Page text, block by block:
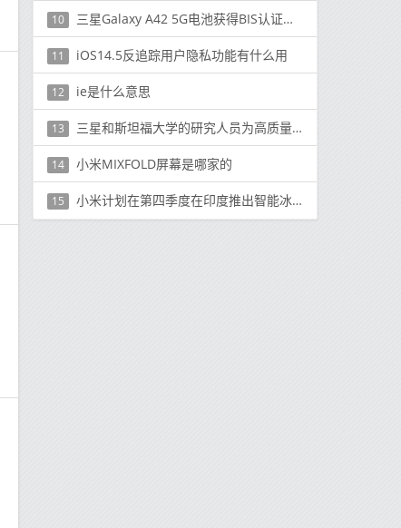
10 三星Galaxy A42 5G电池获得BIS认证，并暗示可能在印度推出该手机
11 iOS14.5反追踪用户隐私功能有什么用
12 ie是什么意思
13 三星和斯坦福大学的研究人员为高质量VR开发了10,000PPI显示器
14 小米MIXFOLD屏幕是哪家的
15 小米计划在第四季度在印度推出智能冰箱和洗衣机